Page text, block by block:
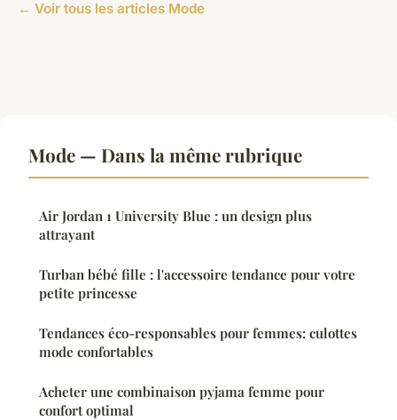
← Voir tous les articles Mode
Mode — Dans la même rubrique
Air Jordan 1 University Blue : un design plus
attrayant
Turban bébé fille : l'accessoire tendance pour votre
petite princesse
Tendances éco-responsables pour femmes: culottes
mode confortables
Acheter une combinaison pyjama femme pour
confort optimal